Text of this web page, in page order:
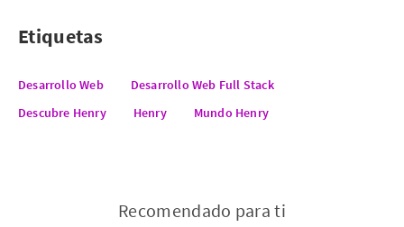
Etiquetas
Desarrollo Web
Desarrollo Web Full Stack
Descubre Henry
Henry Mundo Henry
Recomendado para ti